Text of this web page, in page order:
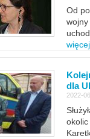
Od
dla
2022-
okolic